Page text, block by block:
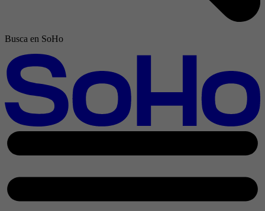
Busca en SoHo